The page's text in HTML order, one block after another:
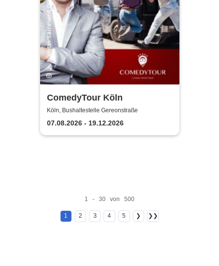
ComedyTour Köln
Köln, Bushaltestelle Gereonstraße
07.08.2026 - 19.12.2026
1 - 30 von 500
1 2 3 4 5 ❯ ❯❯